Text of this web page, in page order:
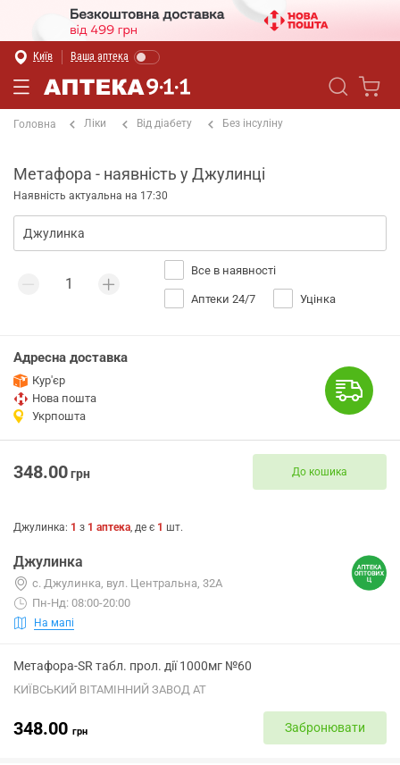
Київ Ваша аптека
Головна Ліки Від діабету Без інсуліну
Метафора - наявність у Джулинці
Наявність актуальна на 17:30
Все в наявності
Аптеки 24/7 Уцінка
Адресна доставка
Кур'єр
Нова пошта
Укрпошта
348.00грн До кошика
Джулинка: 1 з 1 аптека, де є 1 шт.
Джулинка
с. Джулинка, вул. Центральна, 32А
Пн-Нд: 08:00-20:00
На мапі
Метафора-SR табл. прол. дії 1000мг №60
КИЇВСЬКИЙ ВІТАМІННИЙ ЗАВОД АТ
348.00 грн Забронювати